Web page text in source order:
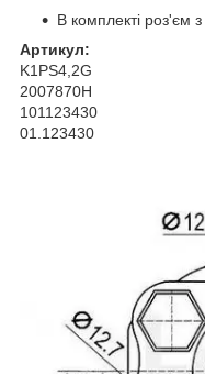
В комплекті роз'єм
Артикул:
K1PS4,2G
2007870H
101123430
01.123430